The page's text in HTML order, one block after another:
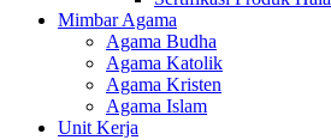
Mimbar Agama
Agama Budha
Agama Katolik
Agama Kristen
Agama Islam
Unit Kerja